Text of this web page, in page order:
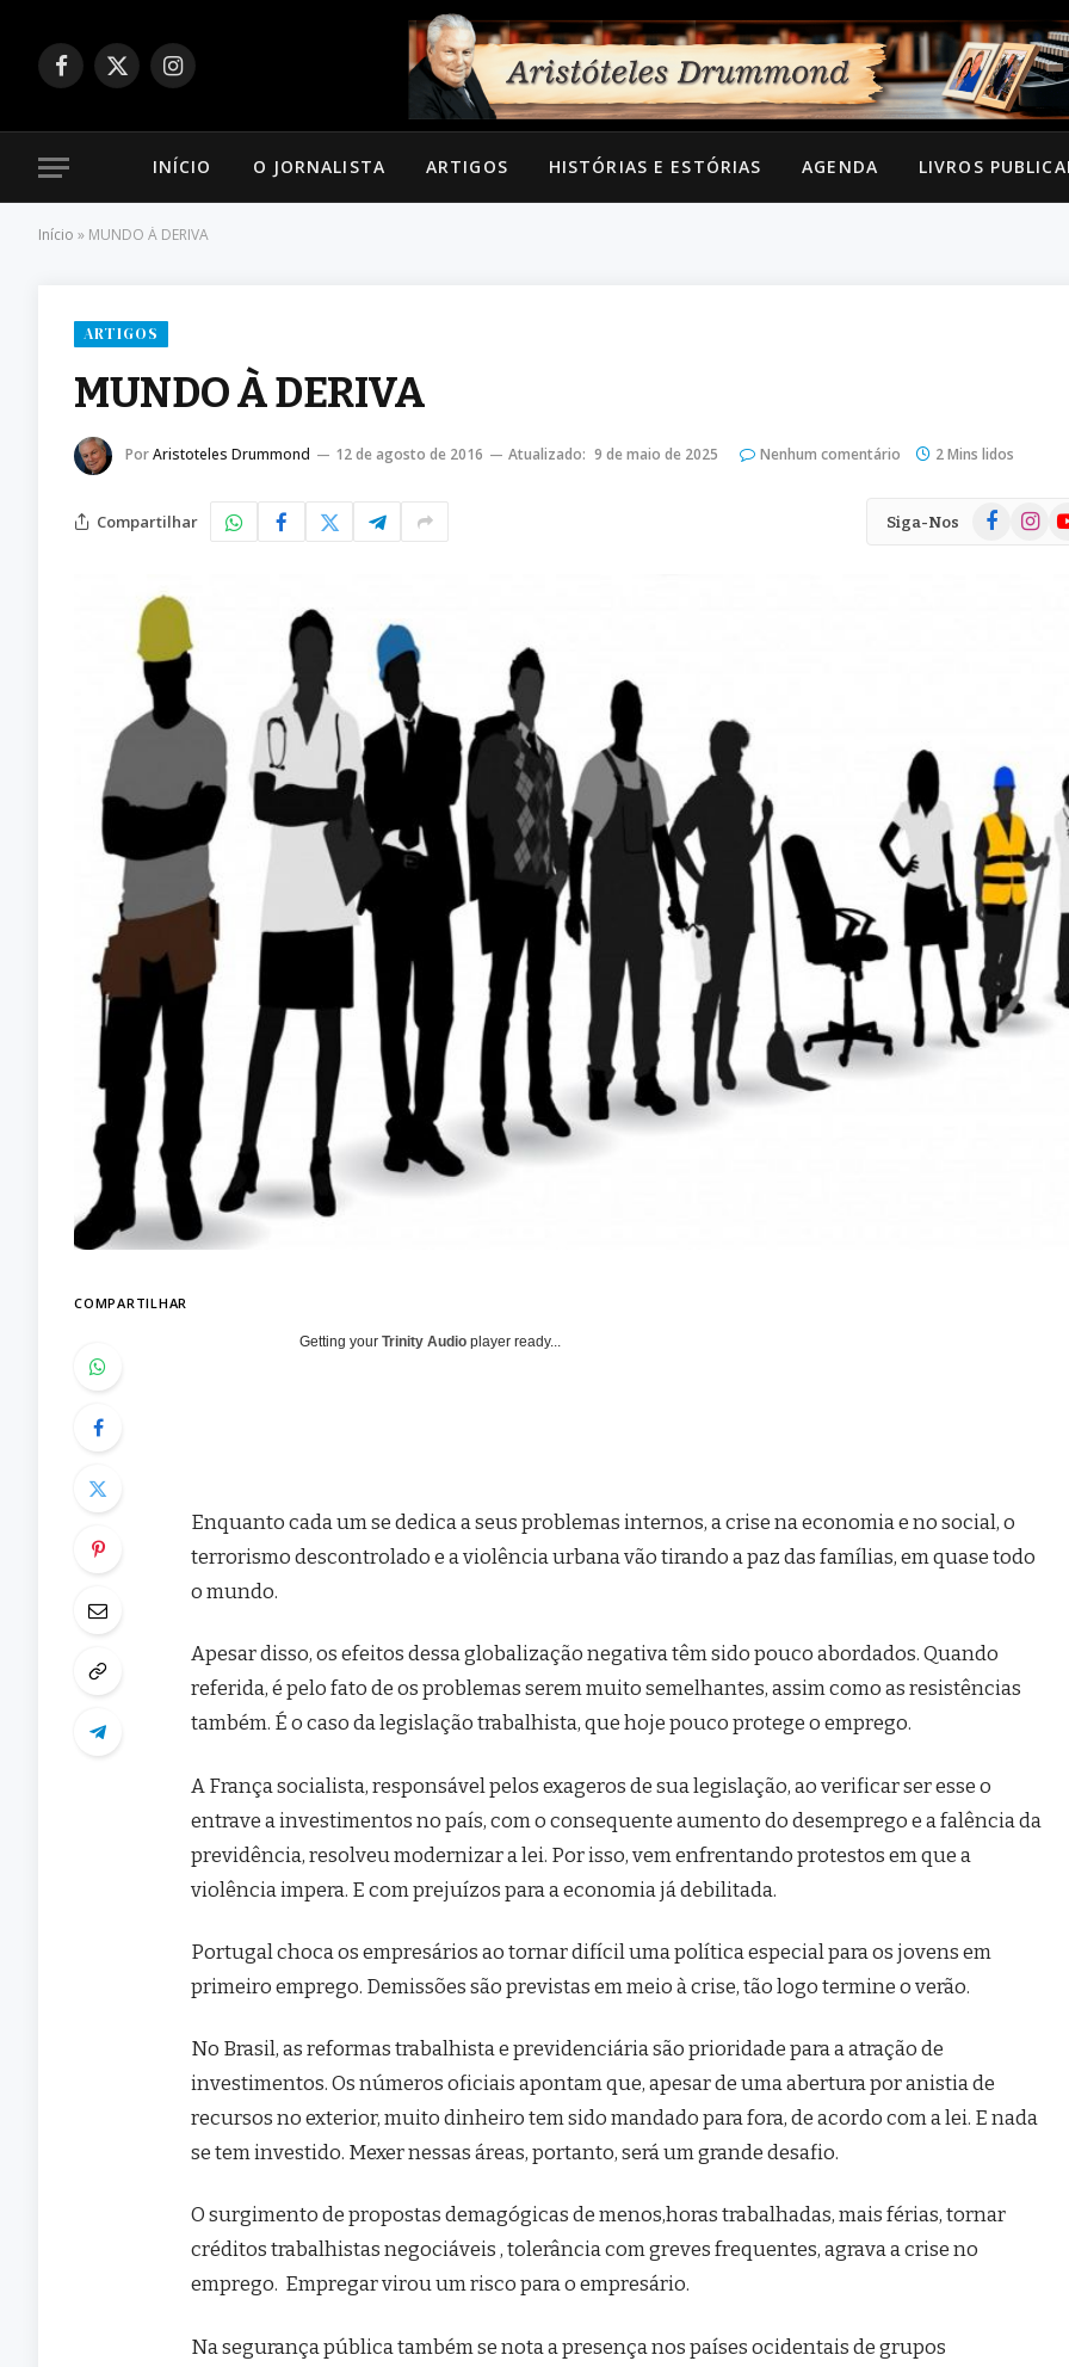
Facebook
X
Instagram
INÍCIO O JORNALISTA ARTIGOS HISTÓRIAS E ESTÓRIAS AGENDA LIVROS
Início » MUNDO À DERIVA
ARTIGOS
MUNDO À DERIVA
PorAristoteles Drummond 12 de agosto de 2016 Atualizado: 9 de maio de 2025 Nenhum comentário 2 Mins lidos
Compartilhar Siga-Nos Facebook
COMPARTILHAR
Getting yourTrinity Audio player ready...
Enquanto cada um se dedica a seus problemas internos, a crise na economia e no social, o
terrorismo descontrolado e a violência urbana vão tirando a paz das famílias, em quase todo
o mundo.
Apesar disso, os efeitos dessa globalização negativa têm sido pouco abordados. Quando
referida, é pelo fato de os problemas serem muito semelhantes, assim como as resistências
também. É o caso da legislação trabalhista, que hoje pouco protege o emprego.
A França socialista, responsável pelos exageros de sua legislação, ao verificar ser esse o
entrave a investimentos no país, com o consequente aumento do desemprego e a falência da
previdência, resolveu modernizar a lei. Por isso, vem enfrentando protestos em que a
violência impera. E com prejuízos para a economia já debilitada.
Portugal choca os empresários ao tornar difícil uma política especial para os jovens em
primeiro emprego. Demissões são previstas em meio à crise, tão logo termine o verão.
No Brasil, as reformas trabalhista e previdenciária são prioridade para a atração de
investimentos. Os números oficiais apontam que, apesar de uma abertura por anistia de
recursos no exterior, muito dinheiro tem sido mandado para fora, de acordo com a lei. E nada
se tem investido. Mexer nessas áreas, portanto, será um grande desafio.
O surgimento de propostas demagógicas de menos,horas trabalhadas, mais férias, tornar
créditos trabalhistas negociáveis , tolerância com greves frequentes, agrava a crise no
emprego. Empregar virou um risco para o empresário.
Na segurança pública também se nota a presença nos países ocidentais de grupos